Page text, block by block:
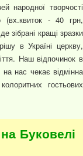
народної творчості
(вх.квиток - 40 грн,
зібрані кращі зразки
в Україні церкву,
Наш відпочинок в
нас чекає відмінна
гостьових
Буковелі